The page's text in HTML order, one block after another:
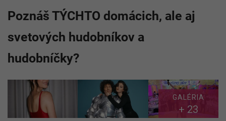
Poznáš TÝCHTO domácich, ale aj
svetových hudobníkov a
hudobníčky?
GALÉRIA
+ 23